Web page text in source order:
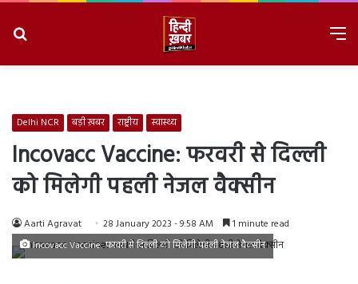
Delhi NCR बड़ी ख़बर राष्ट्रीय स्वास्थ्य
Incovacc Vaccine: फरवरी से दिल्ली
को मिलेगी पहली नेजल वैक्सीन
Aarti Agravat 28 January 2023 - 9:58 AM 1 minute read
Incovacc Vaccine: फरवरी से दिल्ली को मिलेगी पहली नेजल वैक्सीन